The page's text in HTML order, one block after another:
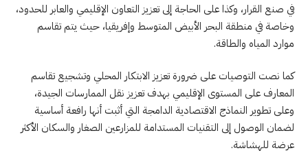
في صنع القرار، وكذا على الحاجة إلى تعزيز التعاون الإقليمي والعابر للحدود،
وخاصة في منطقة البحر الأبيض المتوسط وإفريقيا، حيث يتم تقاسم
موارد المياه والطاقة.
كما نصت التوصيات على ضرورة تعزيز الابتكار المحلي وتشجيع تقاسم
المعارف على المستوى الإقليمي بهدف تعزيز نقل الممارسات الجيدة،
وعلى تطوير النماذج الاقتصادية الدامجة التي أثبت أنها رافعة أساسية
لضمان الوصول إلى التقنيات المستدامة للمزارعين الصغار والسكان الأكثر
عرضة للهشاشة.